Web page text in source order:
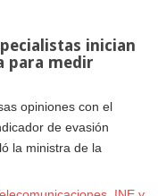
inician
para medir
opiniones con el
de evasión
la ministra de la